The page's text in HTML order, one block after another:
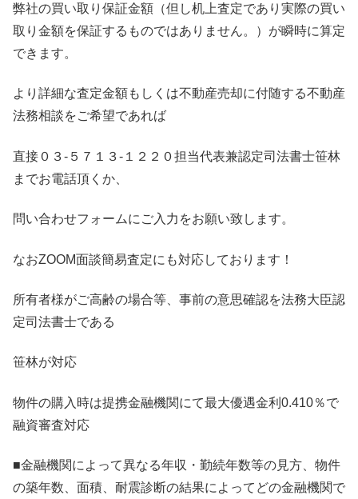
弊社の買い取り保証金額（但し机上査定であり実際の買い
取り金額を保証するものではありません。）が瞬時に算定
できます。
より詳細な査定金額もしくは不動産売却に付随する不動産
法務相談をご希望であれば
直接０３-５７１３-１２２０担当代表兼認定司法書士笹林
までお電話頂くか、
問い合わせフォームにご入力をお願い致します。
なおZOOM面談簡易査定にも対応しております！
所有者様がご高齢の場合等、事前の意思確認を法務大臣認
定司法書士である
笹林が対応
物件の購入時は提携金融機関にて最大優遇金利0.410％で
融資審査対応
■金融機関によって異なる年収・勤続年数等の見方、物件
の築年数、面積、耐震診断の結果によってどの金融機関で